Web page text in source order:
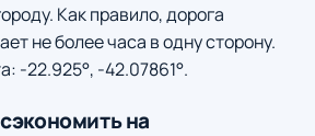
Как правило, дорога
не более часа в одну сторону.
-22.925°, -42.07861°.
на